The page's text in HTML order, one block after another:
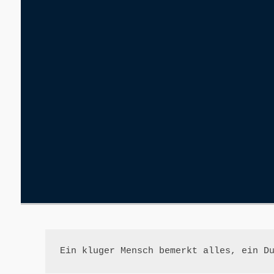
Ein kluger Mensch bemerkt alles, ein